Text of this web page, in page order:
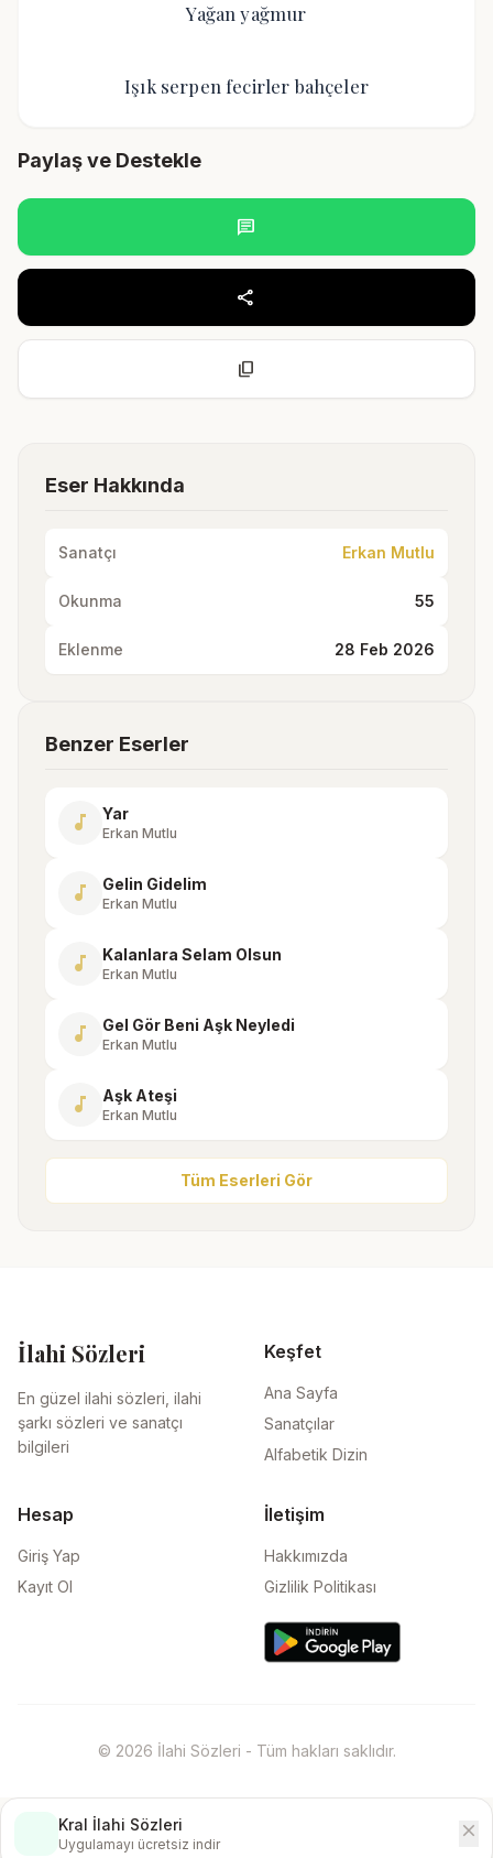
Yağan yağmur
Işık serpen fecirler bahçeler
Paylaş ve Destekle
chat
share
content_copy
Eser Hakkında
Sanatçı Erkan Mutlu
Okunma 55
Eklenme 28 Feb 2026
Benzer Eserler
music_note Yar
Erkan Mutlu
music_note Gelin Gidelim
Erkan Mutlu
music_note Kalanlara Selam Olsun
Erkan Mutlu
music_note Gel Gör Beni Aşk Neyledi
Erkan Mutlu
music_note Aşk Ateşi
Erkan Mutlu
Tüm Eserleri Gör
İlahi Sözleri
En güzel ilahi sözleri, ilahi
şarkı sözleri ve sanatçı
bilgileri
Keşfet
Ana Sayfa
Sanatçılar
Alfabetik Dizin
Hesap
Giriş Yap
Kayıt Ol
İletişim
Hakkımızda
Gizlilik Politikası
© 2026 İlahi Sözleri - Tüm hakları saklıdır.
Kral İlahi Sözleri
Uygulamayı ücretsiz indir
close